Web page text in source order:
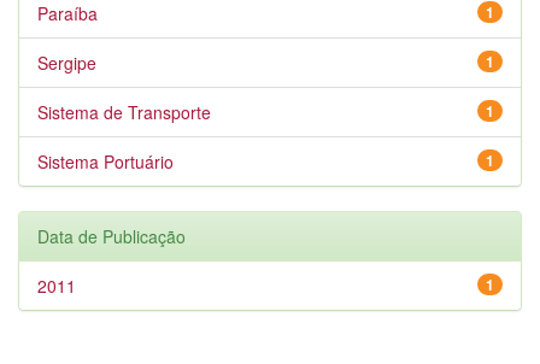
1
Paraíba
1
Sergipe
1
Sistema de Transporte
1
Sistema Portuário
Data de Publicação
1
2011